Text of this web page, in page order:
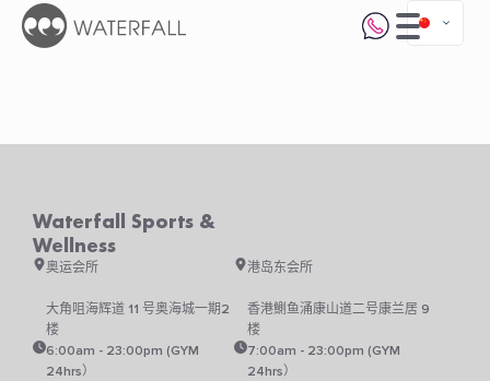
Waterfall Sports &
Wellness
奥运会所
大角咀海辉道 11 号奥海城一期2
楼
6:00am - 23:00pm (GYM
24hrs）
港岛东会所
香港鰂鱼涌康山道二号康兰居 9
楼
7:00am - 23:00pm (GYM
24hrs）